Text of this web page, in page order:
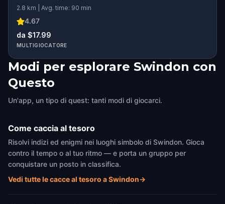
2.8 km | Avg. time: 90 min
4.67
da $17.99
MULTIGIOCATORE
Modi per esplorare Swindon con
Questo
Un'app, un tipo di quest: tanti modi di giocarci.
Come caccia al tesoro
Risolvi indizi ed enigmi nei luoghi simbolo di Swindon. Gioca
contro il tempo o al tuo ritmo — e porta un gruppo per
conquistare un posto in classifica.
Vedi tutte le cacce al tesoro a Swindon→